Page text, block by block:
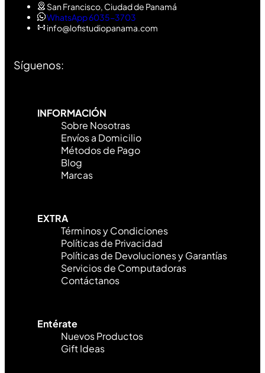
San Francisco, Ciudad de Panamá
WhatsApp 6035-3703
info@lofistudiopanama.com
Síguenos:
INFORMACIÓN
Sobre Nosotras
Envíos a Domicilio
Métodos de Pago
Blog
Marcas
EXTRA
Términos y Condiciones
Políticas de Privacidad
Políticas de Devoluciones y Garantías
Servicios de Computadoras
Contáctanos
Entérate
Nuevos Productos
Gift Ideas